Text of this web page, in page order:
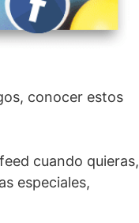
conocer estos
cuando quieras,
especiales,